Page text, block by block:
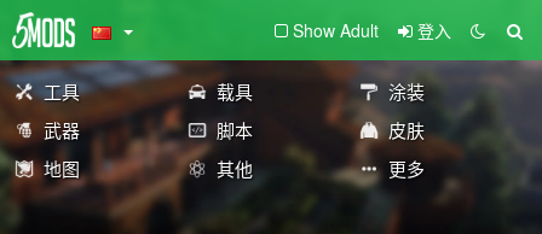
Show Adult 登入
工具 载具
涂装
武器
脚本
皮肤
地图
其他 更多